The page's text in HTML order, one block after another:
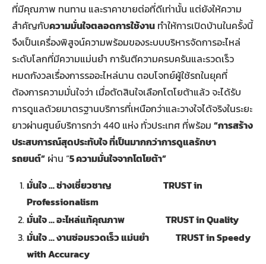
ที่มีคุณภาพ ทนทาน และราคาขายต่อที่ดีเท่านั้น แต่ยังให้ความ
สำคัญกับความมั่นใจตลอดการใช้งาน ทำให้การเปิดบ้านในครั้งนี้
จึงเป็นเครื่องพิสูจน์ความพร้อมของระบบบริหารจัดการอะไหล่
ระดับโลกที่มีความแม่นยำ การันตีความครบครันและรวดเร็ว
หมดกังวลเรื่องการรออะไหล่นาน ตอบโจทย์ผู้ใช้รถในยุคที่
ต้องการความมั่นใจว่า เมื่อตัดสินใจเลือกโตโยต้าแล้ว จะได้รับ
การดูแลด้วยมาตรฐานบริการที่เหนือกว่าและวางใจได้จริงในระยะ
ยาวผ่านศูนย์บริการกว่า 440 แห่ง ทั่วประเทศ ที่พร้อม “การสร้าง
ประสบการณ์สุดประทับใจ ที่เป็นมากกว่าการดูแลรักษา
รถยนต์” ผ่าน “5ความมั่นใจจากโตโยต้า”
มั่นใจ…ช่างเชี่ยวชาญ TRUST in
Professionalism
มั่นใจ…อะไหล่แท้คุณภาพ TRUST in Quality
มั่นใจ…งานซ่อมรวดเร็ว แม่นยำ TRUST in Speedy
with Accuracy